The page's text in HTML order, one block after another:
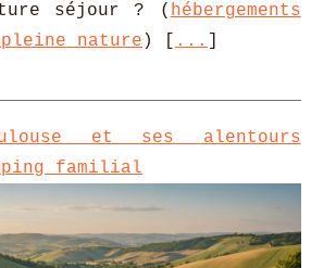
séjour ? ( hébergements
nature ) [ ...
et ses alentours
familial